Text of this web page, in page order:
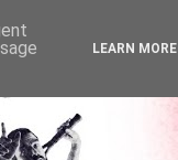
LEARN MORE